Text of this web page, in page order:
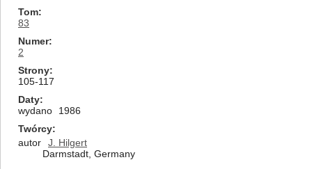
Tom
83
Numer
2
Strony
105-117
Daty
wydano
1986
Twórcy
autor
J. Hilgert
Darmstadt, Germany